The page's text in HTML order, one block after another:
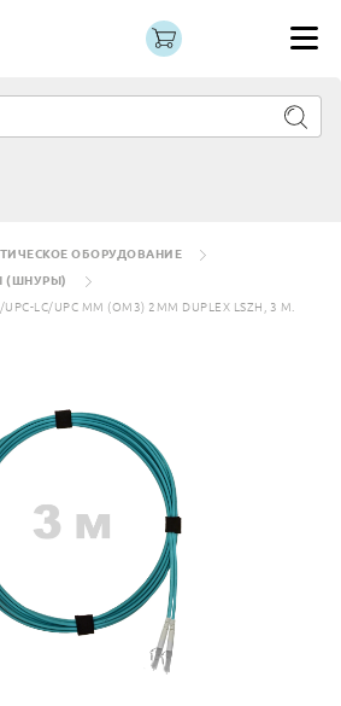
ОБОРУДОВАНИЕ
(ШНУРЫ)
LC/UPC MM (OM3) 2MM DUPLEX LSZH, 3 М.